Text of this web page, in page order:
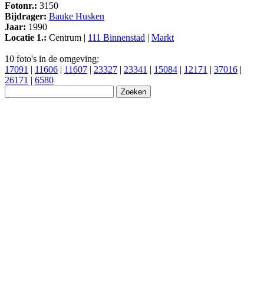
Fotonr.: 3150
Bijdrager: Bauke Husken
Jaar: 1990
Locatie 1.: Centrum | 111 Binnenstad | Markt
10 foto's in de omgeving:
17091 | 11606 | 11607 | 23327 | 23341 | 15084 | 12171 | 37016 |
26171 | 6580